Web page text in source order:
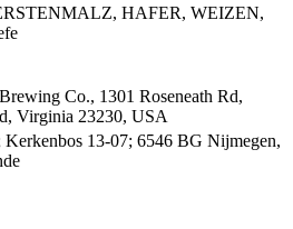
HAFER, WEIZEN,
Co., 1301 Roseneath Rd,
Virginia 23230, USA
Kerkenbos 13-07; 6546 BG Nijmegen,